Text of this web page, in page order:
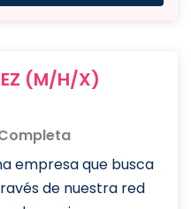
(M/H/X)
empresa que busca
de nuestra red